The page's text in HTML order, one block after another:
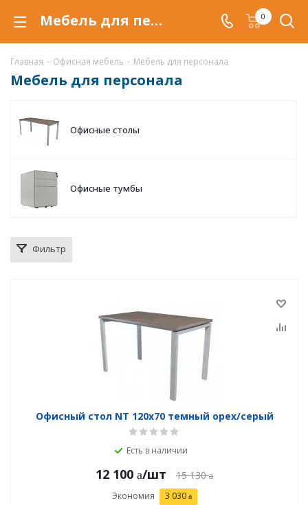
Мебель для персонала в Уфе, купить офисную мебель для персонала по низкой цене с доставкой 0
Главная - Офисная мебель - Мебель для персонала
Мебель для персонала
Офисные столы
Офисные тумбы
Фильтр
Офисный стол NT 120x70 темный орех/серый
Есть в наличии
12 100 /шт 15 130
Экономия 3 030